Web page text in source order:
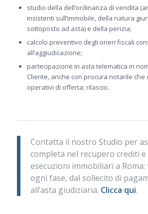
studio della dell’ordinanza di vendita
insistenti sull’immobile, della natura
sottoposto ad asta) e della perizia;
calcolo preventivo degli oneri fiscali
all’aggiudicazione;
partecipazione in asta telematica in
Cliente, anche con procura notarile che
operativi di offerta; rilascio.
Contatta il nostro Studio per
completa nel recupero crediti e
esecuzioni immobiliari a
ogni fase, dal sollecito di
all’asta giudiziaria. Clicca qui.